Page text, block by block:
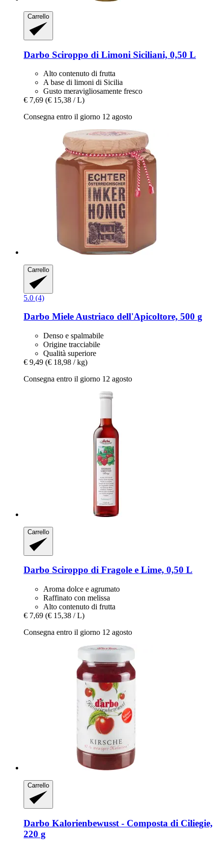
Carrello
Darbo Sciroppo di Limoni Siciliani, 0,50 L
Alto contenuto di frutta
A base di limoni di Sicilia
Gusto meravigliosamente fresco
€ 7,69 (€ 15,38 / L)
Consegna entro il giorno 12 agosto
Carrello
5.0 (4)
Darbo Miele Austriaco dell'Apicoltore, 500 g
Denso e spalmabile
Origine tracciabile
Qualità superiore
€ 9,49 (€ 18,98 / kg)
Consegna entro il giorno 12 agosto
Carrello
Darbo Sciroppo di Fragole e Lime, 0,50 L
Aroma dolce e agrumato
Raffinato con melissa
Alto contenuto di frutta
€ 7,69 (€ 15,38 / L)
Consegna entro il giorno 12 agosto
Carrello
Darbo Kalorienbewusst -​ Composta di Ciliegie,
220 g